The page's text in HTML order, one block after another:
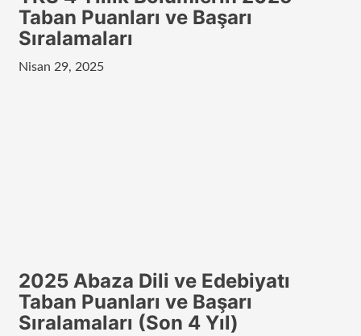
Taban Puanları ve Başarı
Sıralamaları
Nisan 29, 2025
2025 Abaza Dili ve Edebiyatı
Taban Puanları ve Başarı
Sıralamaları (Son 4 Yıl)